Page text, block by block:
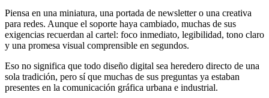
Piensa en una miniatura, una portada de newsletter o una creativa
para redes. Aunque el soporte haya cambiado, muchas de sus
exigencias recuerdan al cartel: foco inmediato, legibilidad, tono claro
y una promesa visual comprensible en segundos.
Eso no significa que todo diseño digital sea heredero directo de una
sola tradición, pero sí que muchas de sus preguntas ya estaban
presentes en la comunicación gráfica urbana e industrial.